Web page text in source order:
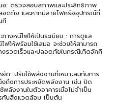
อ: ตรวจสอบสภาพและประสิทธิภาพ
อดภัย และหากมีสายไฟหรืออุปกรณ์ที่
ที
างหนีไฟให้เป็นระเบียบ : การดูแล
ให้พร้อมใช้เสมอ จะช่วยให้สามารถ
รวดเร็วและปลอดภัยในกรณีเกิดอัคคี
ยัด: ปรับใช้พลังงานที่เหมาะสมกับการ
งถึงการประหยัดพลังงาน เช่น ปิด
ลังงานในตัวอาคารเมื่อไม่จำเป็น
กับสิ่งแวดล้อม เป็นต้น